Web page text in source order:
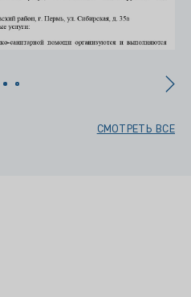
СМОТРЕТЬ ВСЕ